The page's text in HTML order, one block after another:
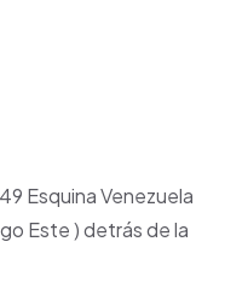
Esquina Venezuela
Este ) detrás de la